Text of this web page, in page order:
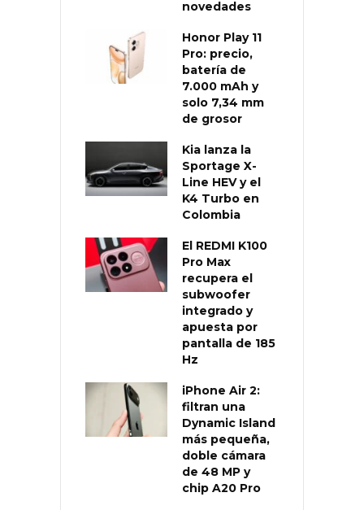
novedades
Honor Play 11
Pro: precio,
batería de
7.000 mAh y
solo 7,34 mm
de grosor
Kia lanza la
Sportage X-
Line HEV y el
K4 Turbo en
Colombia
El REDMI K100
Pro Max
recupera el
subwoofer
integrado y
apuesta por
pantalla de 185
Hz
iPhone Air 2:
filtran una
Dynamic Island
más pequeña,
doble cámara
de 48 MP y
chip A20 Pro